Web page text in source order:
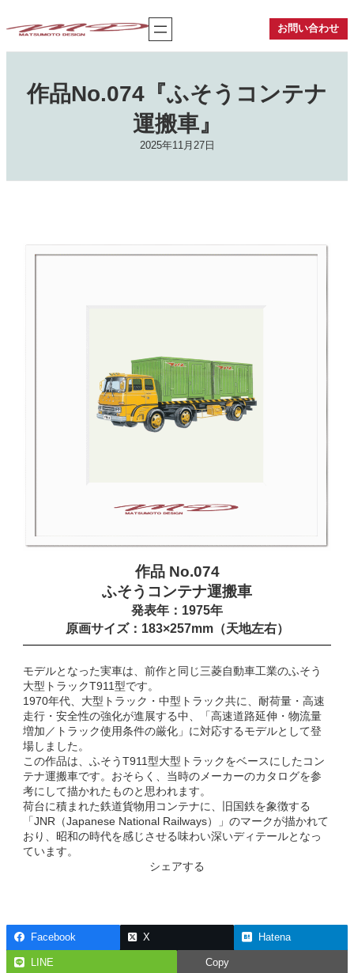
容
お問い合わせ
作品No.074『ふそうコンテナ
運搬車』
2025年11月27日
作品 No.074
ふそうコンテナ運搬車
発表年：1975年
原画サイズ：183×257mm（天地左右）
モデルとなった実車は、前作と同じ三菱自動車工業のふそう
大型トラックT911型です。
1970年代、大型トラック・中型トラック共に、耐荷量・高速
走行・安全性の強化が進展する中、「高速道路延伸・物流量
増加／トラック使用条件の厳化」に対応するモデルとして登
場しました。
この作品は、ふそうT911型大型トラックをベースにしたコン
テナ運搬車です。おそらく、当時のメーカーのカタログを参
考にして描かれたものと思われます。
荷台に積まれた鉄道貨物用コンテナに、旧国鉄を象徴する
「JNR（Japanese National Railways）」のマークが描かれて
おり、昭和の時代を感じさせる味わい深いディテールとなっ
ています。
シェアする
Facebook X Hatena
LINE Copy